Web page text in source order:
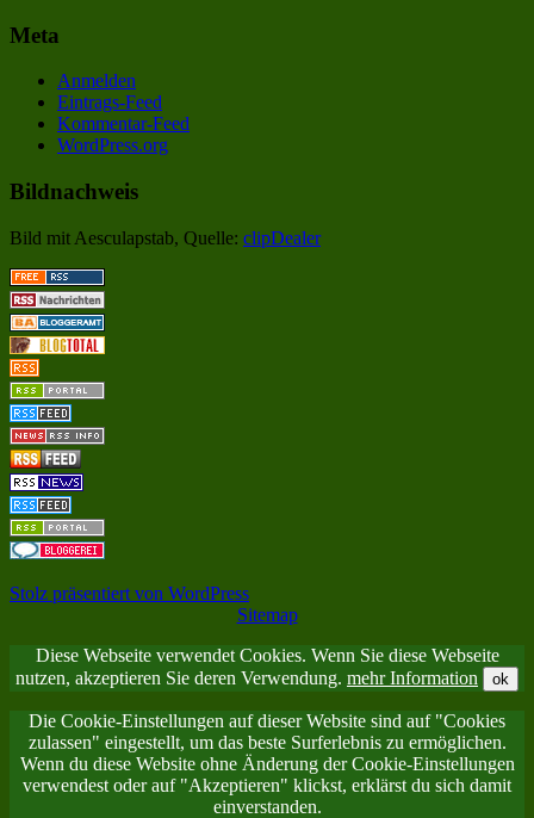
Meta
Anmelden
Eintrags-Feed
Kommentar-Feed
WordPress.org
Bildnachweis
Bild mit Aesculapstab, Quelle: clipDealer
Stolz präsentiert von WordPress
Sitemap
Diese Webseite verwendet Cookies. Wenn Sie diese Webseite
nutzen, akzeptieren Sie deren Verwendung. mehr Information ok
Die Cookie-Einstellungen auf dieser Website sind auf "Cookies
zulassen" eingestellt, um das beste Surferlebnis zu ermöglichen.
Wenn du diese Website ohne Änderung der Cookie-Einstellungen
verwendest oder auf "Akzeptieren" klickst, erklärst du sich damit
einverstanden.